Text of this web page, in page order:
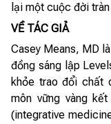
lại một cuộc đời
VỀ TÁC GIẢ
Casey Means, MD
đồng sáng lập
khỏe trao đổi chất
môn vững vàng
(integrative